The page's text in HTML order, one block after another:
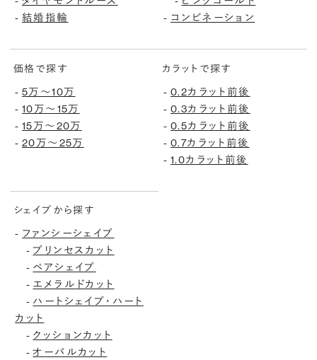
- 結婚指輪 - コンビネーション
価格で探す
- 5万〜10万
- 10万〜15万
- 15万〜20万
- 20万〜25万
カラットで探す
- 0.2カラット前後
- 0.3カラット前後
- 0.5カラット前後
- 0.7カラット前後
- 1.0カラット前後
シェイプから探す
- ファンシーシェイプ
- プリンセスカット
- ペアシェイプ
- エメラルドカット
- ハートシェイプ・ハート
カット
- クッションカット
-オーバルカット